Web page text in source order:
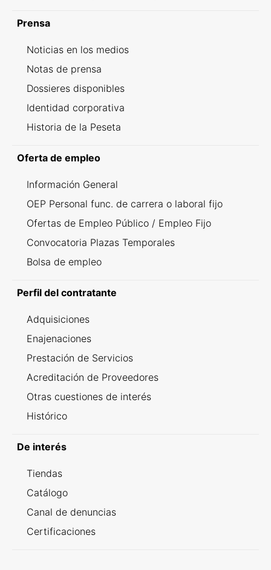
Prensa
Noticias en los medios
Notas de prensa
Dossieres disponibles
Identidad corporativa
Historia de la Peseta
Oferta de empleo
Información General
OEP Personal func. de carrera o laboral fijo
Ofertas de Empleo Público / Empleo Fijo
Convocatoria Plazas Temporales
Bolsa de empleo
Perfil del contratante
Adquisiciones
Enajenaciones
Prestación de Servicios
Acreditación de Proveedores
Otras cuestiones de interés
Histórico
De interés
Tiendas
Catálogo
Canal de denuncias
Certificaciones